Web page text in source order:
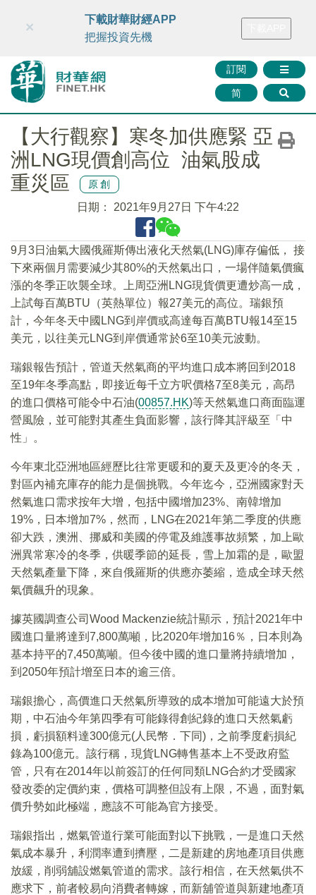
財華智庫網 FINTV FINMETA 財華證券 媒體矩陣
訂閱
简
×
下載財華財經APP
把握投資先機
【大行觀察】寒冬加供應緊 亞
洲LNG現價創高位 油氣股成
重災區
原創
日期： 2021年9月27日 下午4:22
9月3日油氣大國俄羅斯傳出液化天然氣(LNG)庫存偏低， 接
下來兩個月需要減少其80%的天然氣出口，一場伴隨氣價瘋
漲的冬季正吹襲全球。上周亞洲LNG現貨價更遭炒高一成，
上試每百萬BTU（英熱單位）報27美元的高位。瑞銀預
計，今年冬天中國LNG到岸價或高達每百萬BTU報14至15
美元，以往美元LNG到岸價通常於6至10美元波動。
瑞銀報告預計，管道天然氣商的平均進口成本將回到2018
至19年冬季高點，即接近每千立方呎價格7至8美元，高昂
的進口價格可能令中石油(00857.HK)等天然氣進口商面臨運
營風險，並可能對其產生負面影響，該行降其評級至「中
性」。
今年東北亞洲地區經歷比往常更暖和的夏天及更冷的冬天，
對區內補充庫存的能力是個挑戰。今年迄今，亞洲國家對天
然氣進口需求按年大增，包括中國增加23%、南韓增加
19%，日本增加7%，然而，LNG在2021年第二季度的供應
卻大跌，澳洲、挪威和美國的停電及維護事故頻繁，加上歐
洲異常寒冷的冬季，供暖季節的延長，雪上加霜的是，歐盟
天然氣產量下降，來自俄羅斯的供應亦萎縮，造成全球天然
氣價飆升的現象。
據英國調查公司Wood Mackenzie統計顯示，預計2021年中
國進口量將達到7,800萬噸，比2020年增加16％，日本則為
基本持平的7,450萬噸。但今後中國的進口量將持續增加，
到2050年預計增至日本的逾三倍。
瑞銀擔心，高價進口天然氣所導致的成本增加可能遠大於預
期，中石油今年第四季有可能錄得創紀錄的進口天然氣虧
損，虧損額料達300億元(人民幣．下同)，之前季度虧損紀
錄為100億元。該行稱，現貨LNG轉售基本上不受政府監
管，只有在2014年以前簽訂的任何同類LNG合約才受國家
發改委的定價約束，價格可調整但設有上限，不過，面對氣
價升勢如此極端，應該不可能為官方接受。
瑞銀指出，燃氣管道行業可能面對以下挑戰，一是進口天然
氣成本暴升，利潤率遭到擠壓，二是新建的房地產項目供應
放緩，削弱舖設燃氣管道的需求。該行相信，在天然氣供不
應求下，前者較易向消費者轉嫁，而新舖管道與新建地產項